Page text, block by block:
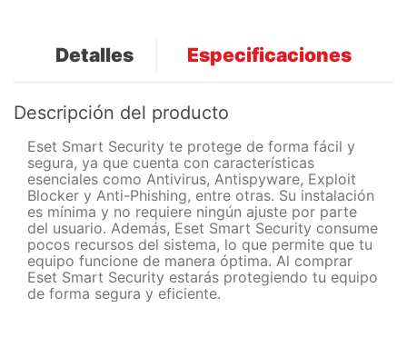
Detalles Especificaciones
Descripción del producto
Eset Smart Security te protege de forma fácil y
segura, ya que cuenta con características
esenciales como Antivirus, Antispyware, Exploit
Blocker y Anti-Phishing, entre otras. Su instalación
es mínima y no requiere ningún ajuste por parte
del usuario. Además, Eset Smart Security consume
pocos recursos del sistema, lo que permite que tu
equipo funcione de manera óptima. Al comprar
Eset Smart Security estarás protegiendo tu equipo
de forma segura y eficiente.